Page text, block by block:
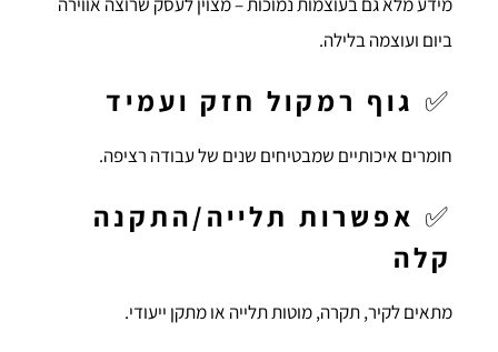
ביום ועוצמה בלילה.
✅ גוף רמקול חזק ועמיד
חומרים איכותיים שמבטיחים שנים של עבודה רציפה.
✅ אפשרות תלייה/התקנה
קלה
מתאים לקיר, תקרה, מוטות תלייה או מתקן ייעודי.